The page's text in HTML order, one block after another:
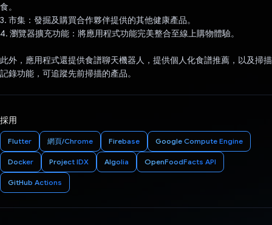
食。
3. 市集：發掘及購買合作夥伴提供的其他健康產品。
4. 瀏覽器擴充功能：將應用程式功能完美整合至線上購物體驗。
此外，應用程式還提供食譜聊天機器人，提供個人化食譜推薦，以及掃描
記錄功能，可追蹤先前掃描的產品。
採用
Flutter 網頁/Chrome Firebase Google Compute Engine
Docker Project IDX Algolia OpenFoodFacts API
GitHub Actions